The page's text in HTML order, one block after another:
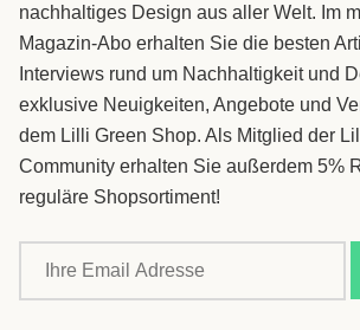
nachhaltiges Design aus aller Welt. Im
Magazin-Abo erhalten Sie die besten
Interviews rund um Nachhaltigkeit und
exklusive Neuigkeiten, Angebote und
dem Lilli Green Shop. Als Mitglied der
Community erhalten Sie außerdem 5%
reguläre Shopsortiment!